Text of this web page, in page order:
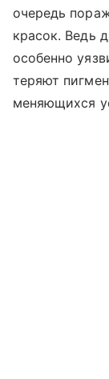
очередь
красок. Ведь
особенно
теряют
меняющихся